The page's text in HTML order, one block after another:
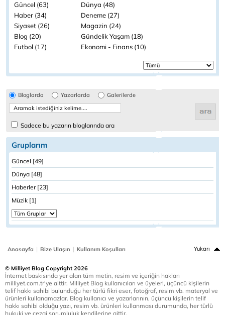
Güncel (63)
Dünya (48)
Haber (34)
Deneme (27)
Siyaset (26)
Magazin (24)
Blog (20)
Gündelik Yaşam (18)
Futbol (17)
Ekonomi - Finans (10)
Bloglarda Yazarlarda Galerilerde
Sadece bu yazarın bloglarında ara
Gruplarım
Güncel [49]
Dünya [48]
Haberler [23]
Müzik [1]
Anasayfa | Bize Ulaşın | Kullanım Koşulları Yukarı
© Milliyet Blog Copyright 2026
İnternet baskısında yer alan tüm metin, resim ve içeriğin hakları
milliyet.com.tr'ye aittir. Milliyet Blog kullanıcıları ve üyeleri, üçüncü kişilerin
telif hakkı sahibi bulunduğu her türlü fikri eser, fotoğraf, resim vb. materyal ve
ürünleri kullanamazlar. Blog kullanıcı ve yazarlarının, üçüncü kişilerin telif
hakkı sahibi olduğu yazı, resim vb. ürünleri kullanması durumunda, her türlü
hukuki ve cezai sorumluluk kendilerine aittir.